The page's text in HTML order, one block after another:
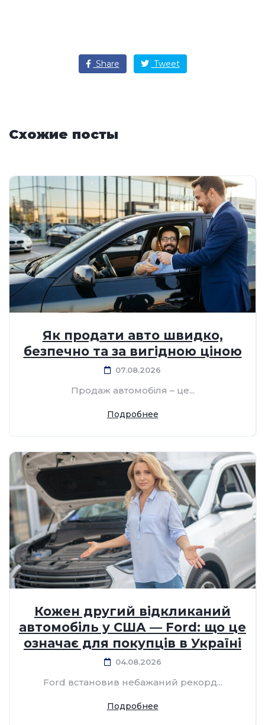
Share Tweet
Схожие посты
Як продати авто швидко,
безпечно та за вигідною ціною
07.08.2026
Продаж автомобіля – це...
Подробнее
Кожен другий відкликаний
автомобіль у США — Ford: що це
означає для покупців в Україні
04.08.2026
Ford встановив небажаний рекорд...
Подробнее